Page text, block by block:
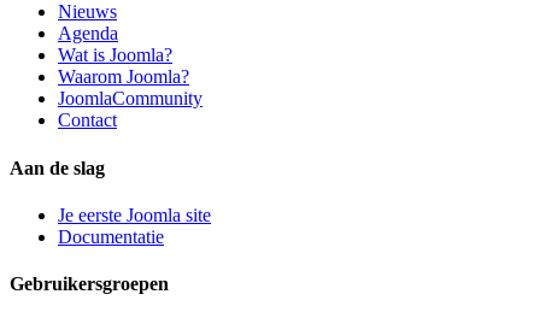
Nieuws
Agenda
Wat is Joomla?
Waarom Joomla?
JoomlaCommunity
Contact
Aan de slag
Je eerste Joomla site
Documentatie
Gebruikersgroepen